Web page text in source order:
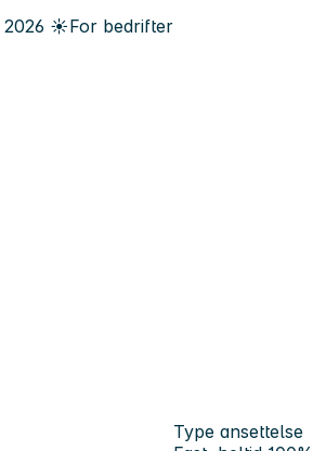
2026 ☀️For bedrifter
Type ansettelse